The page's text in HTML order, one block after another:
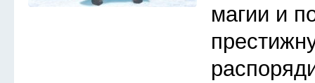
магии и